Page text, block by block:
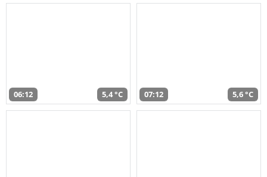
06:12 5,4 °C 07:12 5,6 °C